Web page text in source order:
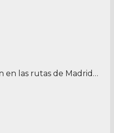
en las rutas de Madrid…